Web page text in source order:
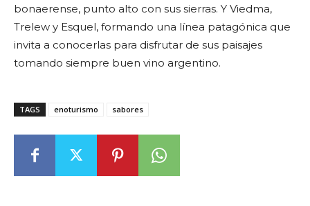
bonaerense, punto alto con sus sierras. Y Viedma,
Trelew y Esquel, formando una línea patagónica que
invita a conocerlas para disfrutar de sus paisajes
tomando siempre buen vino argentino.
TAGS enoturismo sabores